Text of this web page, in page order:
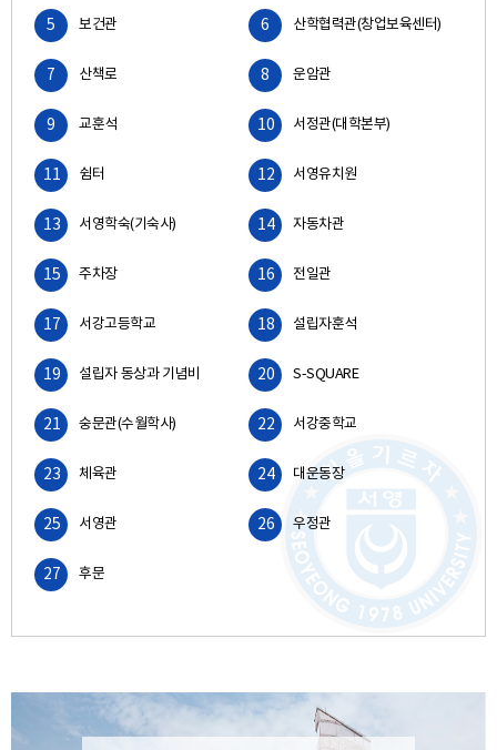
5 보건관 6 산학협력관(창업보육센터)
7 산책로 8 운암관
9 교훈석 10 서정관(대학본부)
11 쉼터 12 서영유치원
13 서영학숙(기숙사) 14 자동차관
15 주차장 16 전일관
17 서강고등학교 18 설립자훈석
19 설립자 동상과 기념비 20 S-SQUARE
21 숭문관(수월학사) 22 서강중학교
23 체육관 24 대운동장
25 서영관 26 우정관
27 후문